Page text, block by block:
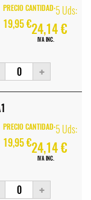
PRECIO CANTIDAD:5 Uds:
19,95 €24,14 €
IVA INC.
+
PRECIO CANTIDAD:5 Uds:
19,95 €24,14 €
IVA INC.
+